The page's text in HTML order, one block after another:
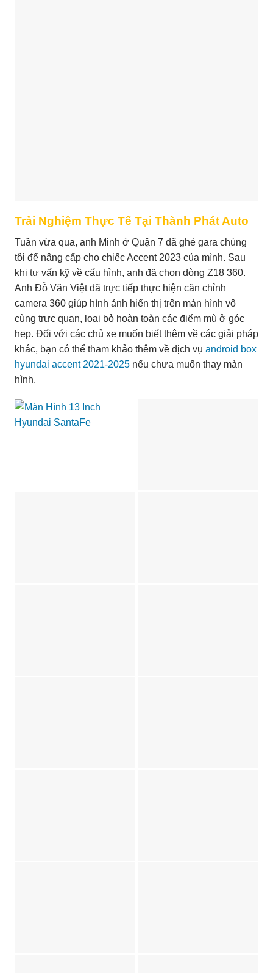
Trải Nghiệm Thực Tế Tại Thành Phát Auto
Tuần vừa qua, anh Minh ở Quận 7 đã ghé gara chúng
tôi để nâng cấp cho chiếc Accent 2023 của mình. Sau
khi tư vấn kỹ về cấu hình, anh đã chọn dòng Z18 360.
Anh Đỗ Văn Việt đã trực tiếp thực hiện căn chỉnh
camera 360 giúp hình ảnh hiển thị trên màn hình vô
cùng trực quan, loại bỏ hoàn toàn các điểm mù ở góc
hẹp. Đối với các chủ xe muốn biết thêm về các giải pháp
khác, bạn có thể tham khảo thêm về dịch vụ android box
hyundai accent 2021-2025 nếu chưa muốn thay màn
hình.